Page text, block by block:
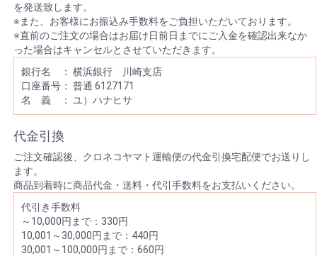
を発送致します。
※また、お客様にお振込み手数料をご負担いただいております。
※直前のご注文の場合はお届け日前日までにご入金を確認出来なか
った場合はキャンセルとさせていただきます。
銀行名 ： 横浜銀行 川崎支店
口座番号： 普通 6127171
名 義 ： ユ）ハナヒサ
代金引換
ご注文確認後、クロネコヤマト運輸便の代金引換宅配便でお送りし
ます。
商品到着時に商品代金・送料・代引手数料をお支払いください。
代引き手数料
～10,000円まで：330円
10,001～30,000円まで：440円
30,001～100,000円まで：660円